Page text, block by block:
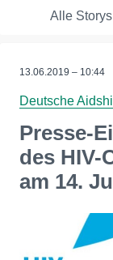
Alle Storys
13.06.2019 – 10:44
Deutsche
Presse-
des HIV-
am 14.